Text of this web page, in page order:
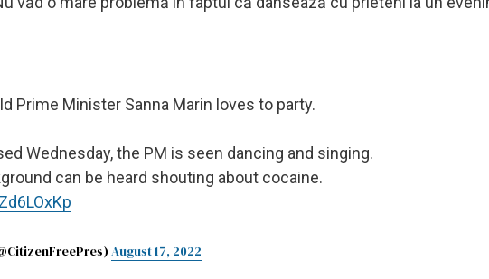
Prime Minister Sanna Marin loves to party.
Wednesday, the PM is seen dancing and singing.
can be heard shouting about cocaine.
August 17, 2022